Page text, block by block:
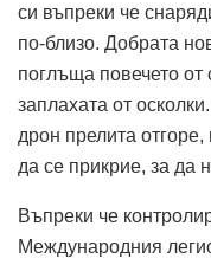
си въпреки че
по-близо. Добрата
поглъща повечето
заплахата от
дрон прелита
да се прикрие, за да
Въпреки че
Международния